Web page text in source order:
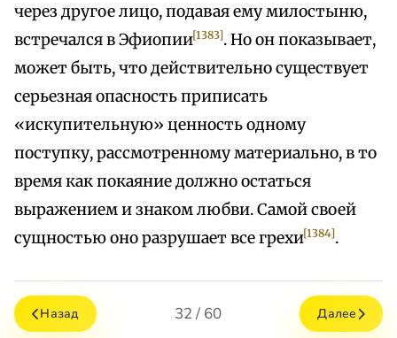
через другое лицо, подавая ему милостыню,
встречался в Эфиопии[1383]. Но он показывает,
может быть, что действительно существует
серьезная опасность приписать
«искупительную» ценность одному
поступку, рассмотренному материально, в то
время как покаяние должно остаться
выражением и знаком любви. Самой своей
сущностью оно разрушает все грехи[1384].
Назад 32 / 60 Далее